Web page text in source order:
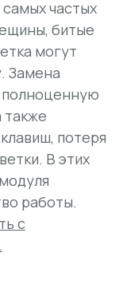
частых
битые
могут
Замена
также
потеря
В этих
работы.
с